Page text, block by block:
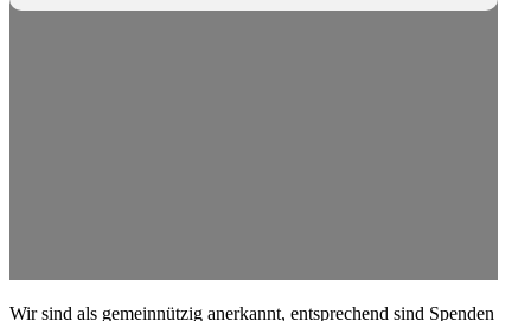
Wir sind als gemein­nützig anerkannt, entspre­chend sind Spenden